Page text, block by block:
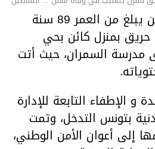
توفي يوم أمس مسن يبلغ من العمر 89 سنة
حريق بمنزل كائن بحي
مدرسة السمران، حيث أتت
الإطفاء التابعة للإدارة
بتونس التدخل، وتمت
إلى أعوان الأمن الوطني،